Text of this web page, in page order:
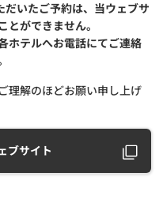
いたご予約は、当ウェブサ
ができません。
ホテルへお電話にてご連絡
理解のほどお願い申し上げ
ブサイト